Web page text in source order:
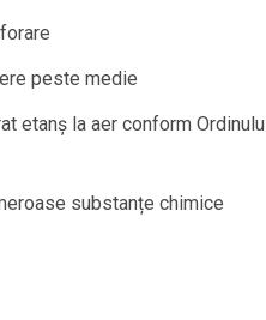
peste medie
etanș la aer conform
substanțe chimice